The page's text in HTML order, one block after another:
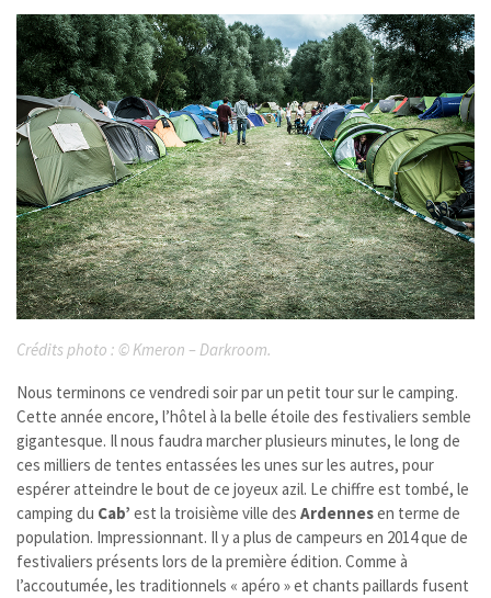
Crédits photo : ©Kmeron – Darkroom.
Nous terminons ce vendredi soir par un petit tour sur le camping.
Cette année encore, l’hôtel à la belle étoile des festivaliers semble
gigantesque. Il nous faudra marcher plusieurs minutes, le long de
ces milliers de tentes entassées les unes sur les autres, pour
espérer atteindre le bout de ce joyeux azil. Le chiffre est tombé, le
camping du Cab’ est la troisième ville des Ardennesen terme de
population. Impressionnant. Il y a plus de campeurs en 2014 que de
festivaliers présents lors de la première édition. Comme à
l’accoutumée, les traditionnels « apéro » et chants paillards fusent